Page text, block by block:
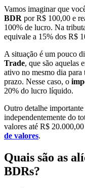
Vamos imaginar que
BDR por R$ 100,00 e
100% de lucro. Na
equivale a 15% dos R$
A situação é um pouco
Trade, que são aquelas
ativo no mesmo dia
prazo. Nesse caso, o
20% do lucro líquido.
Outro detalhe importante
independentemente do
valores até R$
de valores.
Quais são as
BDRs?